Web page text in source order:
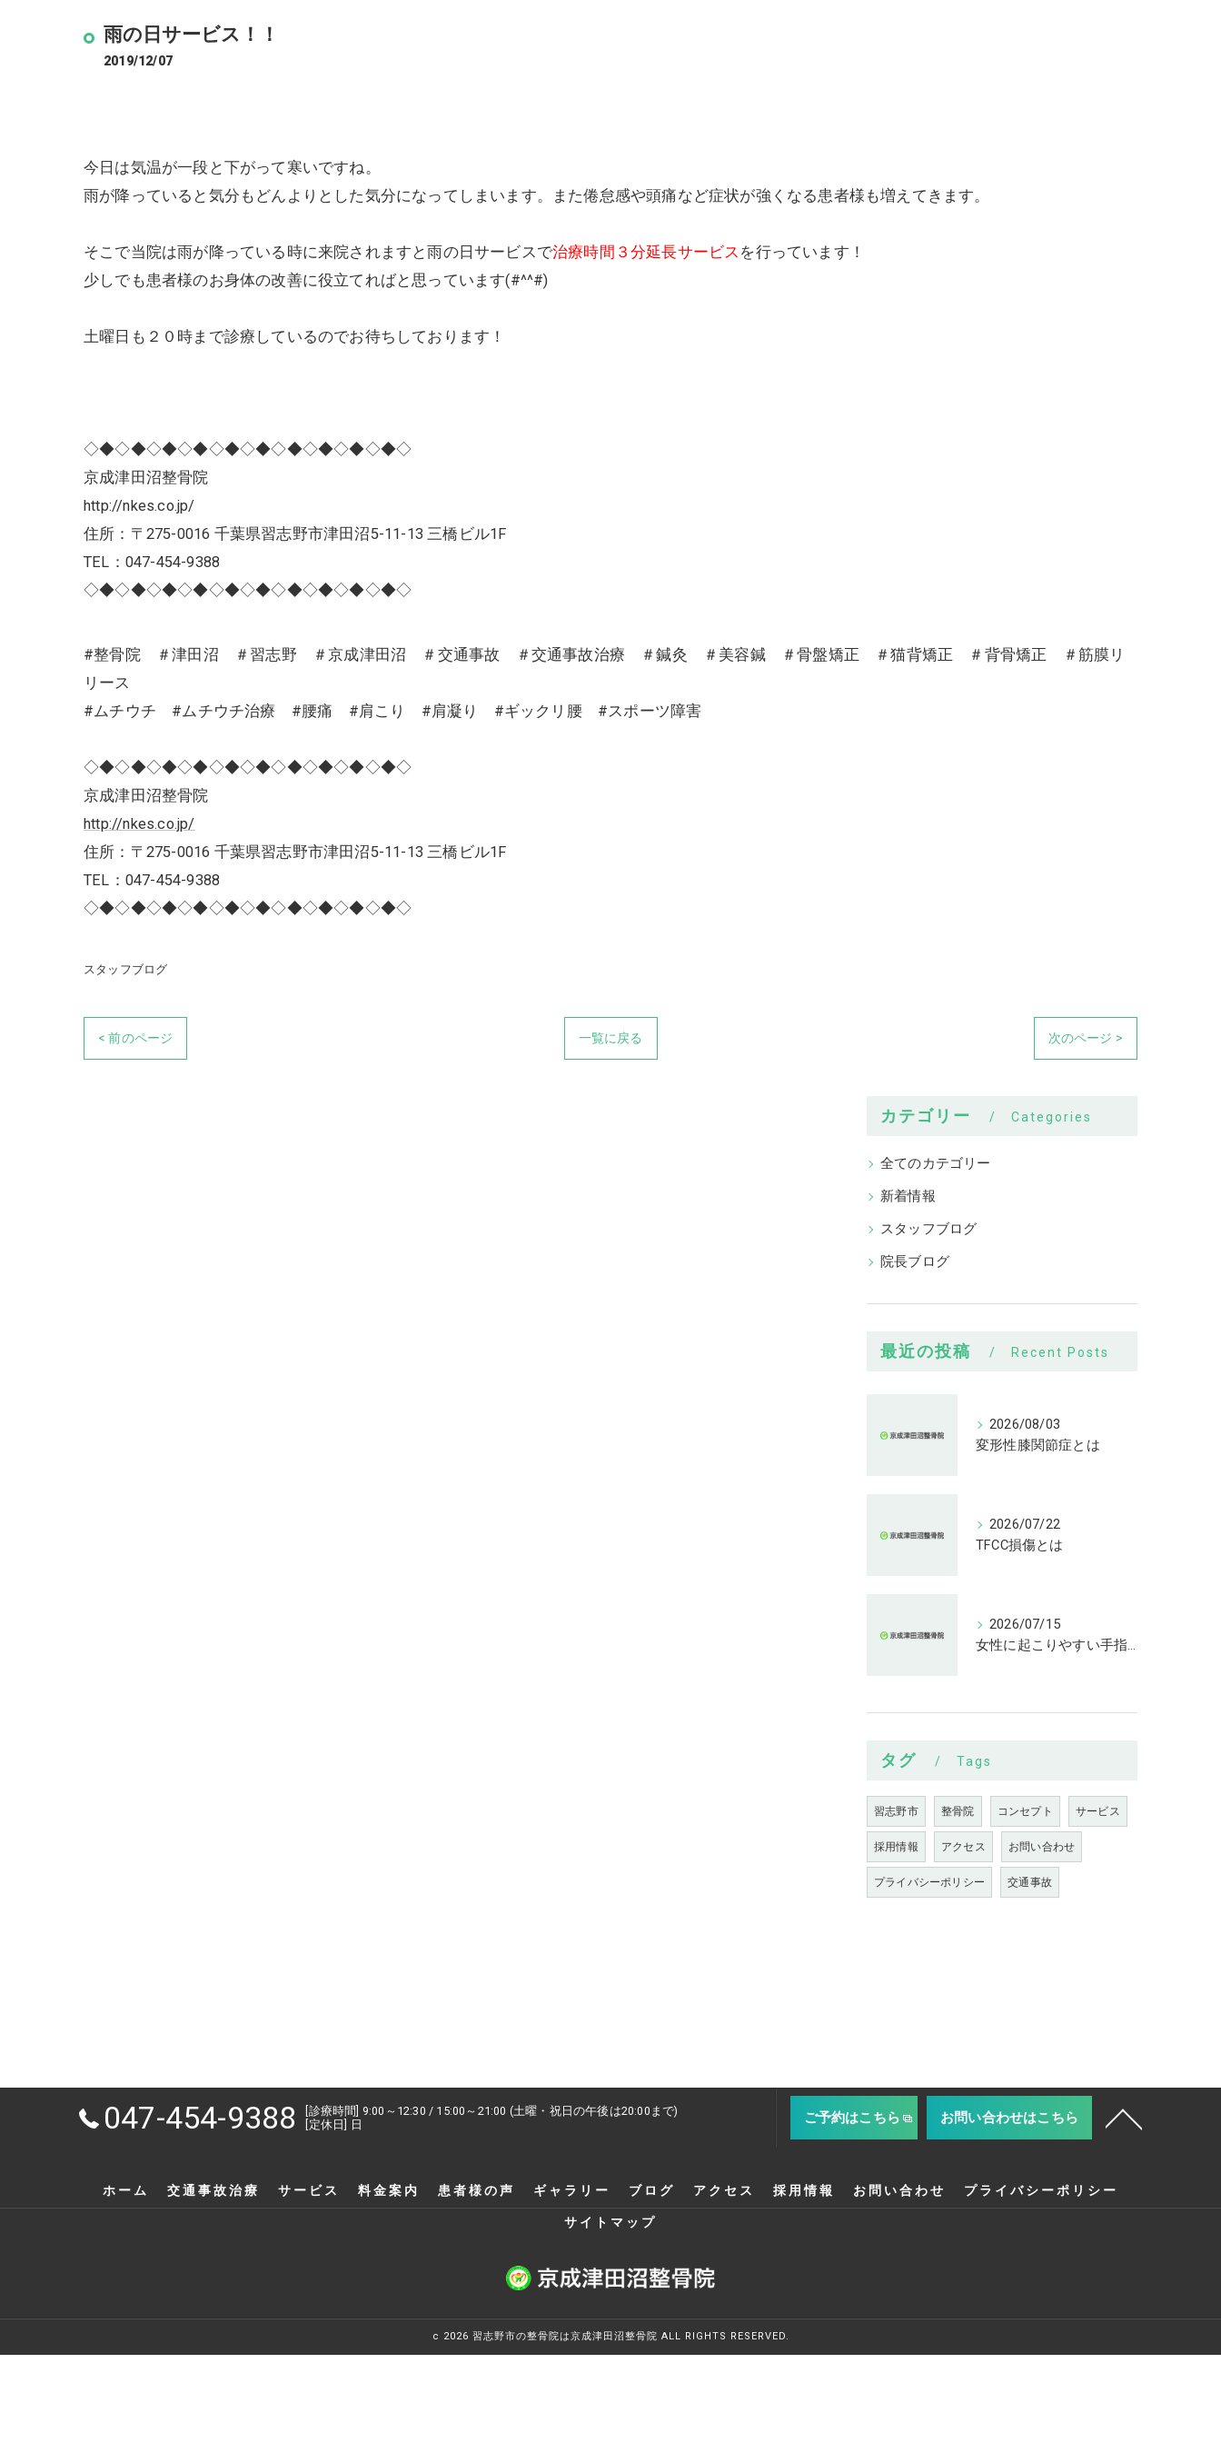
雨の日サービス！！
2019/12/07
今日は気温が一段と下がって寒いですね。
雨が降っていると気分もどんよりとした気分になってしまいます。また倦怠感や頭痛など症状が強くなる患者様も増えてきます。
そこで当院は雨が降っている時に来院されますと雨の日サービスで治療時間３分延長サービス を行っています！
少しでも患者様のお身体の改善に役立てればと思っています(#^^#)
土曜日も２０時まで診療しているのでお待ちしております！
◇◆◇◆◇◆◇◆◇◆◇◆◇◆◇◆◇◆◇◆◇
京成津田沼整骨院
http://nkes.co.jp/
住所：〒275-0016 千葉県習志野市津田沼5-11-13 三橋ビル1F
TEL：047-454-9388
◇◆◇◆◇◆◇◆◇◆◇◆◇◆◇◆◇◆◇◆◇
#整骨院 ＃津田沼 ＃習志野 ＃京成津田沼 ＃交通事故 ＃交通事故治療 ＃鍼灸 ＃美容鍼 ＃骨盤矯正 ＃猫背矯正 ＃背骨矯正 ＃筋膜リ
リース
#ムチウチ #ムチウチ治療 #腰痛 #肩こり #肩凝り #ギックリ腰 #スポーツ障害
◇◆◇◆◇◆◇◆◇◆◇◆◇◆◇◆◇◆◇◆◇
京成津田沼整骨院
http://nkes.co.jp/
住所：〒275-0016 千葉県習志野市津田沼5-11-13 三橋ビル1F
TEL：047-454-9388
◇◆◇◆◇◆◇◆◇◆◇◆◇◆◇◆◇◆◇◆◇
スタッフブログ
< 前のページ 一覧に戻る 次のページ >
カテゴリー Categories
全てのカテゴリー
新着情報
スタッフブログ
院長ブログ
最近の投稿 Recent Posts
2026/08/03
変形性膝関節症とは
2026/07/22
TFCC損傷とは
2026/07/15
女性に起こりやすい手指の変形とは
タグ Tags
習志野市 整骨院 コンセプト サービス
採用情報 アクセス お問い合わせ
プライバシーポリシー 交通事故
047-454-9388
[診療時間] 9:00～12:30 / 15:00～21:00 (土曜・祝日の午後は20:00まで)
[定休日] 日
ご予約はこちら お問い合わせはこちら
ホーム 交通事故治療 サービス 料金案内 患者様の声 ギャラリー ブログ アクセス 採用情報 お問い合わせ プライバシーポリシー
サイトマップ
c 2026 習志野市の整骨院は京成津田沼整骨院 ALL RIGHTS RESERVED.